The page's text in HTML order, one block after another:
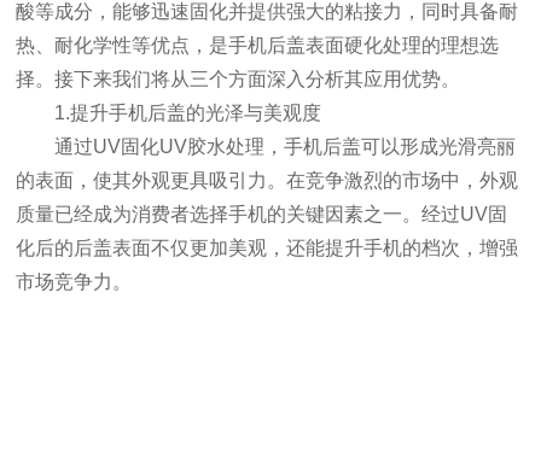
酸等成分，能够迅速固化并提供强大的粘接力，同时具备耐
热、耐化学性等优点，是手机后盖表面硬化处理的理想选
择。接下来我们将从三个方面深入分析其应用优势。
1.提升手机后盖的光泽与美观度
通过UV固化UV胶水处理，手机后盖可以形成光滑亮丽
的表面，使其外观更具吸引力。在竞争激烈的市场中，外观
质量已经成为消费者选择手机的关键因素之一。经过UV固
化后的后盖表面不仅更加美观，还能提升手机的档次，增强
市场竞争力。